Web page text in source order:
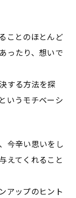
ことのほとんど
ったり、想いで
する方法を探
いうモチベーシ
今辛い思いをし
えてくれること
アップのヒント